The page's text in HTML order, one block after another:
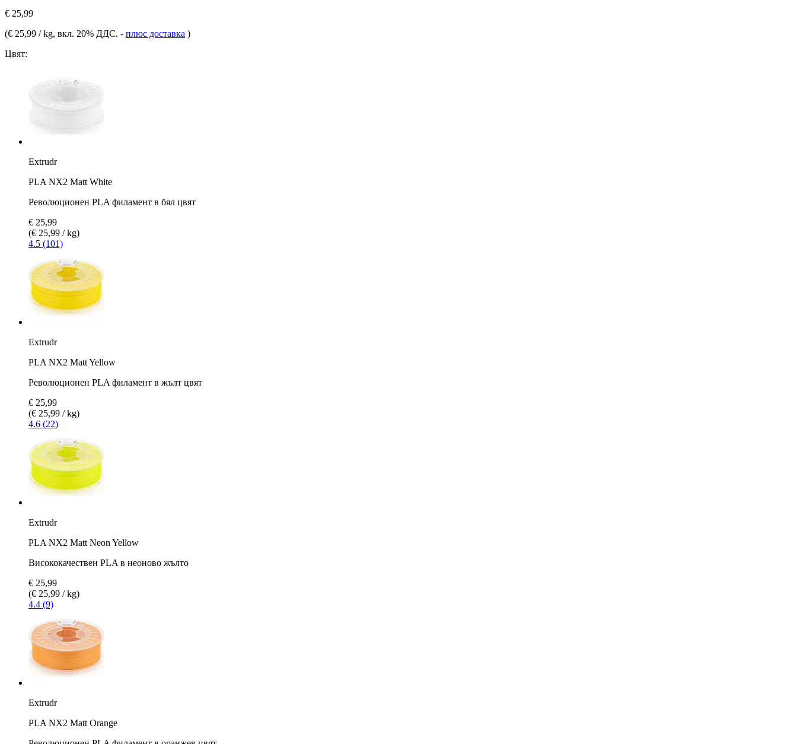
€ 25,99
(€ 25,99 / kg, вкл. 20% ДДС. - плюс доставка )
Цвят:
Extrudr
PLA NX2 Matt White
Революционен PLA филамент в бял цвят
€ 25,99
(€ 25,99 / kg)
4.5 (101)
Extrudr
PLA NX2 Matt Yellow
Революционен PLA филамент в жълт цвят
€ 25,99
(€ 25,99 / kg)
4.6 (22)
Extrudr
PLA NX2 Matt Neon Yellow
Висококачествен PLA в неоново жълто
€ 25,99
(€ 25,99 / kg)
4.4 (9)
Extrudr
PLA NX2 Matt Orange